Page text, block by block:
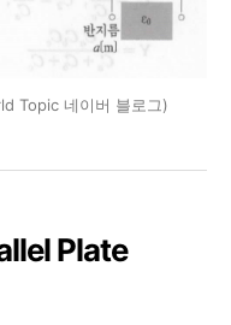
Topic 네이버 블로그)
Plate